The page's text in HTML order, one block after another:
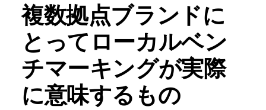
複数拠点ブランドに
とってローカルベン
チマーキングが実際
に意味するもの